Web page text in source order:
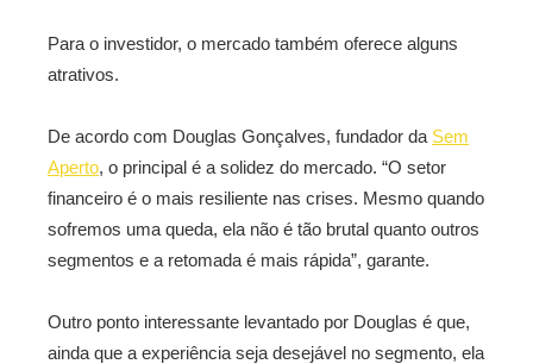
Para o investidor, o mercado também oferece alguns
atrativos.
De acordo com Douglas Gonçalves, fundador da Sem
Aperto, o principal é a solidez do mercado. “O setor
financeiro é o mais resiliente nas crises. Mesmo quando
sofremos uma queda, ela não é tão brutal quanto outros
segmentos e a retomada é mais rápida”, garante.
Outro ponto interessante levantado por Douglas é que,
ainda que a experiência seja desejável no segmento, ela